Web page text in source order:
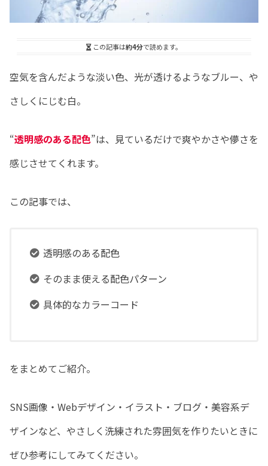
この記事は約4分で読めます。
空気を含んだような淡い色、光が透けるようなブルー、や
さしくにじむ白。
“透明感のある配色”は、見ているだけで爽やかさや儚さを
感じさせてくれます。
この記事では、
透明感のある配色
そのまま使える配色パターン
具体的なカラーコード
をまとめてご紹介。
SNS画像・Webデザイン・イラスト・ブログ・美容系デ
ザインなど、やさしく洗練された雰囲気を作りたいときに
ぜひ参考にしてみてください。